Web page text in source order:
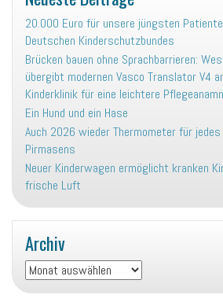
20.000 Euro für unsere jüngsten
Deutschen Kinderschutzbundes
Brücken bauen ohne Sprachbarrieren:
übergibt modernen Vasco Translator V4
Kinderklinik für eine leichtere
Ein Hund und ein Hase
Auch 2026 wieder Thermometer für jedes
Pirmasens
Neuer Kinderwagen ermöglicht kranken
frische Luft
Archiv
Archiv